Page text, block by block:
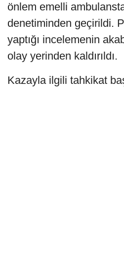
önlem emelli
denetiminden geçirildi.
yaptığı incelemenin
olay yerinden kaldırıldı.
Kazayla ilgili tahkikat